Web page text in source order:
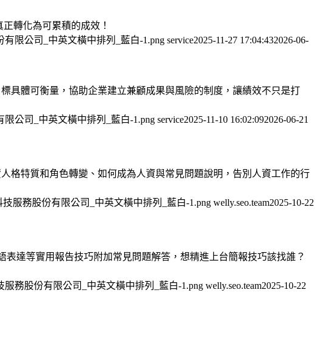
轉化為可累積的成效！
有限公司_中英文橫中排列_藍白-1.png service2025-11-27 17:04:432026-06-
具體可衡量，協助企業建立兼顧成果與風險的制度，讓績效不只是打
限公司_中英文橫中排列_藍白-1.png service2025-11-10 16:02:092026-06-21
格特質和角色轉變、如何成為人資與常見問題說明，告別人資工作的行
技服務股份有限公司_中英文橫中排列_藍白-1.png welly.seo.team2025-10-22
達等實用報告技巧附加常見問題解答，想精進上台簡報技巧該找誰？
服務股份有限公司_中英文橫中排列_藍白-1.png welly.seo.team2025-10-22